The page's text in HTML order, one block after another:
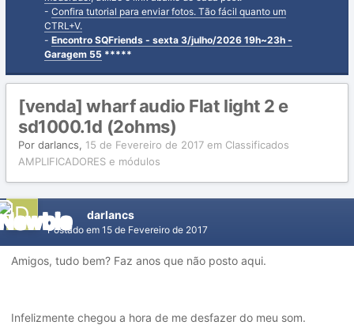
- Confira tutorial para enviar fotos. Tão fácil quanto um
CTRL+V.
- Encontro SQFriends - sexta 3/julho/2026 19h~23h -
Garagem 55 *****
[venda] wharf audio Flat light 2 e
sd1000.1d (2ohms)
Por darlancs, 15 de Fevereiro de 2017 em Classificados
AMPLIFICADORES e módulos
darlancs
Postado em 15 de Fevereiro de 2017
Amigos, tudo bem? Faz anos que não posto aqui.
Infelizmente chegou a hora de me desfazer do meu som.